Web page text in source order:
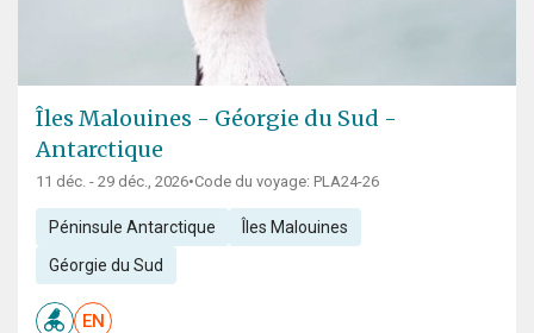
Îles Malouines - Géorgie du Sud -
Antarctique
11 déc. - 29 déc., 2026•Code du voyage: PLA24-26
Péninsule Antarctique Îles Malouines
Géorgie du Sud
EN